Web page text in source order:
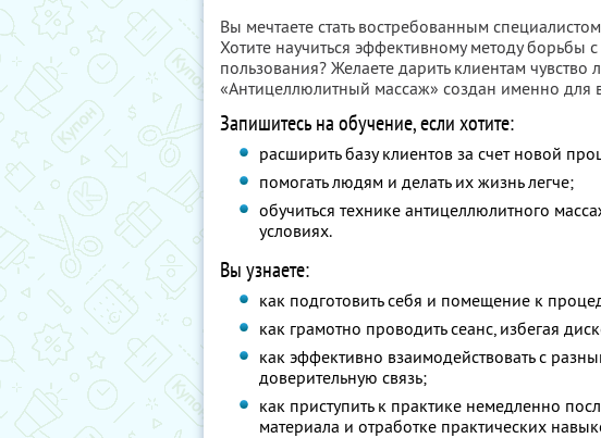
Вы мечтаете стать востребованным
Хотите научиться эффективному методу борьбы
пользования? Желаете дарить клиентам чувство
«Антицеллюлитный массаж» создан именно для
Запишитесь на обучение, если хотите:
расширить базу клиентов за счет новой
помогать людям и делать их жизнь легче;
обучиться технике антицеллюлитного
условиях.
Вы узнаете:
как подготовить себя и помещение к
как грамотно проводить сеанс, избегая
как эффективно взаимодействовать с
доверительную связь;
как приступить к практике немедленно
материала и отработке практических